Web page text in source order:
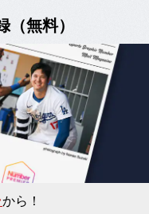
（無料）
から！